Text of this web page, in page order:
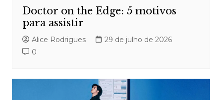
Doctor on the Edge: 5 motivos
para assistir
Alice Rodrigues
29 de julho de 2026
0